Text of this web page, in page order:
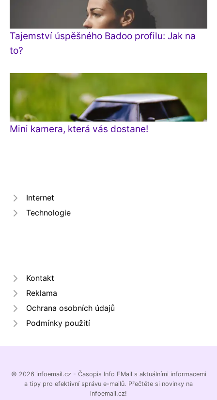
Tajemství úspěšného Badoo profilu: Jak na
to?
Mini kamera, která vás dostane!
Internet
Technologie
Kontakt
Reklama
Ochrana osobních údajů
Podmínky použití
© 2026 infoemail.cz - Časopis Info EMail s aktuálními informacemi
a tipy pro efektivní správu e-mailů. Přečtěte si novinky na
infoemail.cz!